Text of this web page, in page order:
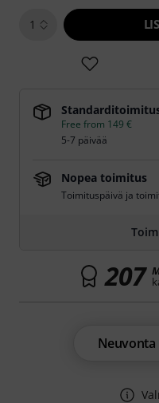
1
Free from 149 €
5-7 päivää
Nopea toimitus
Toimituspäivä ja
207
Neuvonta